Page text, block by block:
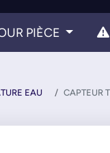
PIÈCE
EAU CAPTEUR